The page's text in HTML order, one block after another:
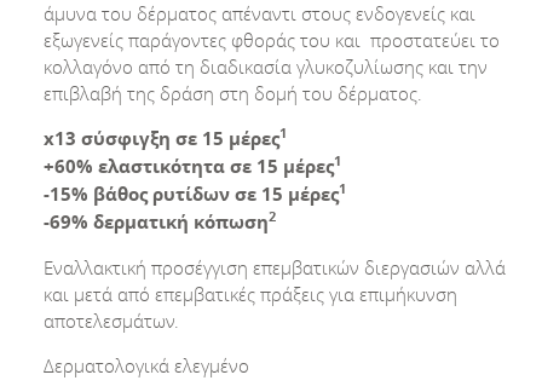
άμυνα του δέρματος απέναντι στους ενδογενείς και
εξωγενείς παράγοντες φθοράς του και προστατεύει το
κολλαγόνο από τη διαδικασία γλυκοζυλίωσης και την
επιβλαβή της δράση στη δομή του δέρματος.
x13 σύσφιγξη σε 15 μέρες1
+60% ελαστικότητα σε 15 μέρες1
-15% βάθος ρυτίδων σε 15 μέρες1
-69% δερματική κόπωση2
Εναλλακτική προσέγγιση επεμβατικών διεργασιών αλλά
και μετά από επεμβατικές πράξεις για επιμήκυνση
αποτελεσμάτων.
Δερματολογικά ελεγμένο